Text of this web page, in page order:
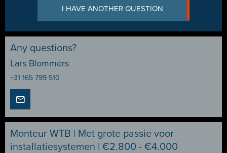
I HAVE ANOTHER QUESTION
Any questions?
Lars Blommers
+31 165 799 510
Monteur WTB | Met grote passie voor
installatiesystemen | €2.800 - €4.000